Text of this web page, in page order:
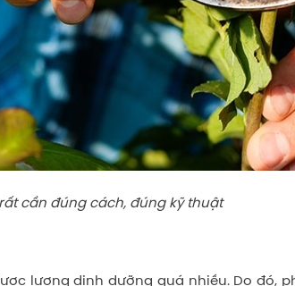
cần đúng cách, đúng kỹ thuật
lượng dinh dưỡng quá nhiều. Do đó,